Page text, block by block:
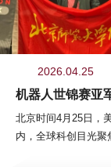
2026.04.25
机器人世锦赛亚
北京时间4月25日，
内，全球科创目光